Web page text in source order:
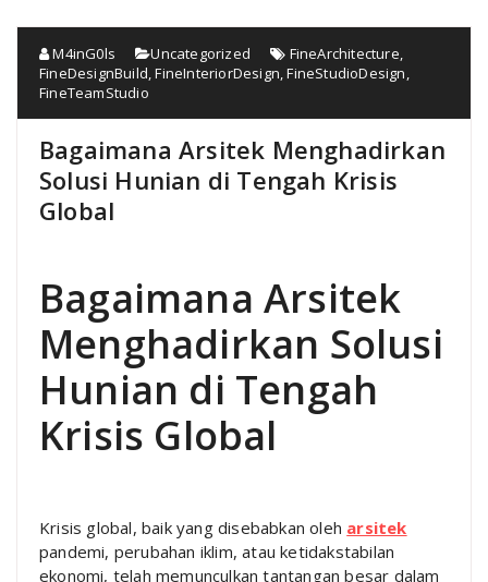
M4inG0ls Uncategorized FineArchitecture
FineDesignBuild ,FineInteriorDesign ,FineStudioDesign
FineTeamStudio
Bagaimana Arsitek Menghadirkan
Solusi Hunian di Tengah Krisis
Global
Bagaimana Arsitek
Menghadirkan Solusi
Hunian di Tengah
Krisis Global
Krisis global, baik yang disebabkan oleh arsitek
pandemi, perubahan iklim, atau ketidakstabilan
ekonomi, telah memunculkan tantangan besar dalam